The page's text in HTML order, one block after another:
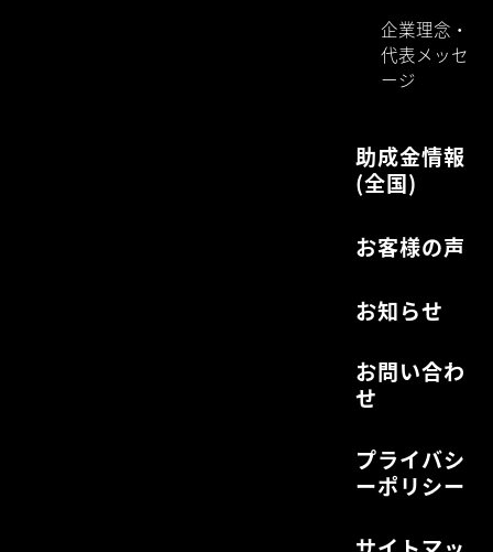
企業理念・
代表メッセ
ージ
助成金情報
(全国)
お客様の声
お知らせ
お問い合わ
せ
プライバシ
ーポリシー